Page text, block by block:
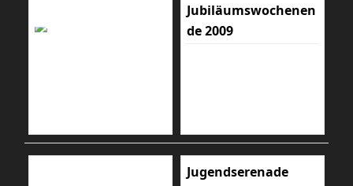
Jubiläumswochenen
de 2009
Jugendserenade